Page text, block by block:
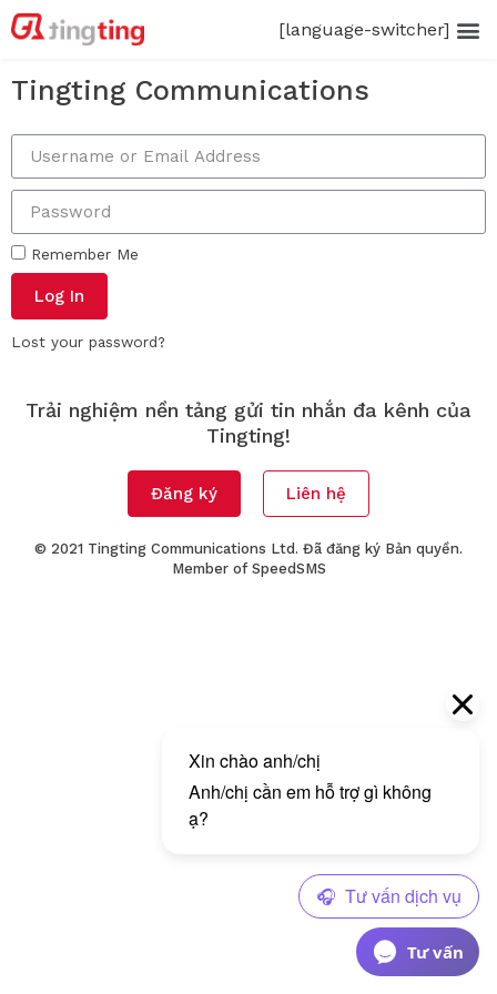
[language-switcher]
Tingting Communications
Remember Me
Log In
Lost your password?
Trải nghiệm nền tảng gửi tin nhắn đa kênh của
Tingting!
Đăng ký Liên hệ
© 2021 Tingting Communications Ltd. Đã đăng ký Bản quyền.
Member of SpeedSMS
Tư vấn